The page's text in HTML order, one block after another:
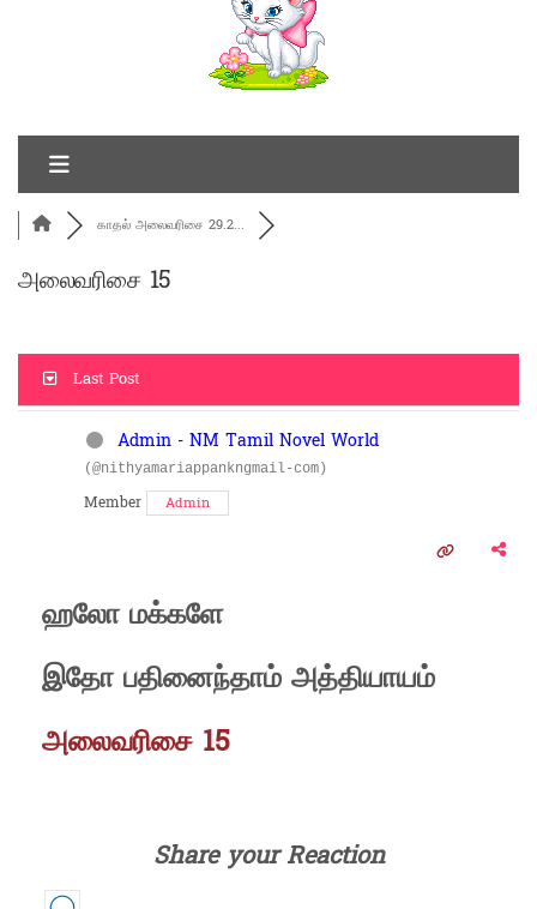
காதல் அலைவரிசை 29.2...
அலைவரிசை 15
Last Post
Admin - NM Tamil Novel World
(@nithyamariappankngmail-com)
Member Admin
ஹலோ மக்களே
இதோ பதினைந்தாம் அத்தியாயம்
அலைவரிசை 15
Share your Reaction